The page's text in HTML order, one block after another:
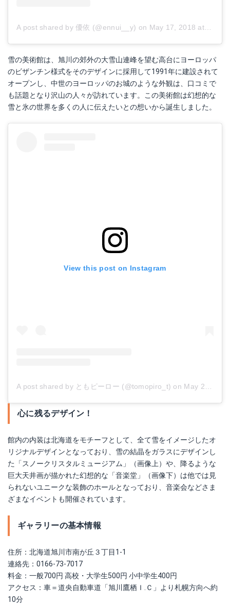
A post shared by 優依 (@ennui__y) on May 17, 2018 at 6:40pm PDT
雪の美術館は、旭川の郊外の大雪山連峰を望む高台にヨーロッパ
のビザンチン様式をそのデザインに採用して1991年に建設されて
オープンし、中世のヨーロッパのお城のような外観は、口コミで
も話題となり沢山の人々が訪れています。この美術館は幻想的な
雪と氷の世界を多くの人に伝えたいとの想いから誕生しました。
View this post on Instagram
A post shared by ともピーロー (@tomopiro_t) on May 28, 2018 at 9:24pm PDT
心に残るデザイン！
館内の内装は北海道をモチーフとして、全て雪をイメージしたオ
リジナルデザインとなっており、雪の結晶をガラスにデザインし
た「スノークリスタルミュージアム」（画像上）や、降るような
巨大天井画が描かれた幻想的な「音楽堂」（画像下）は他では見
られないユニークな装飾のホールとなっており、音楽会などさま
ざまなイベントも開催されています。
ギャラリーの基本情報
住所：北海道旭川市南が丘３丁目1-1
連絡先：0166-73-7017
料金：一般700円 高校・大学生500円 小中学生400円
アクセス：車＝道央自動車道「旭川鷹栖Ｉ.Ｃ」より札幌方向へ約
10分